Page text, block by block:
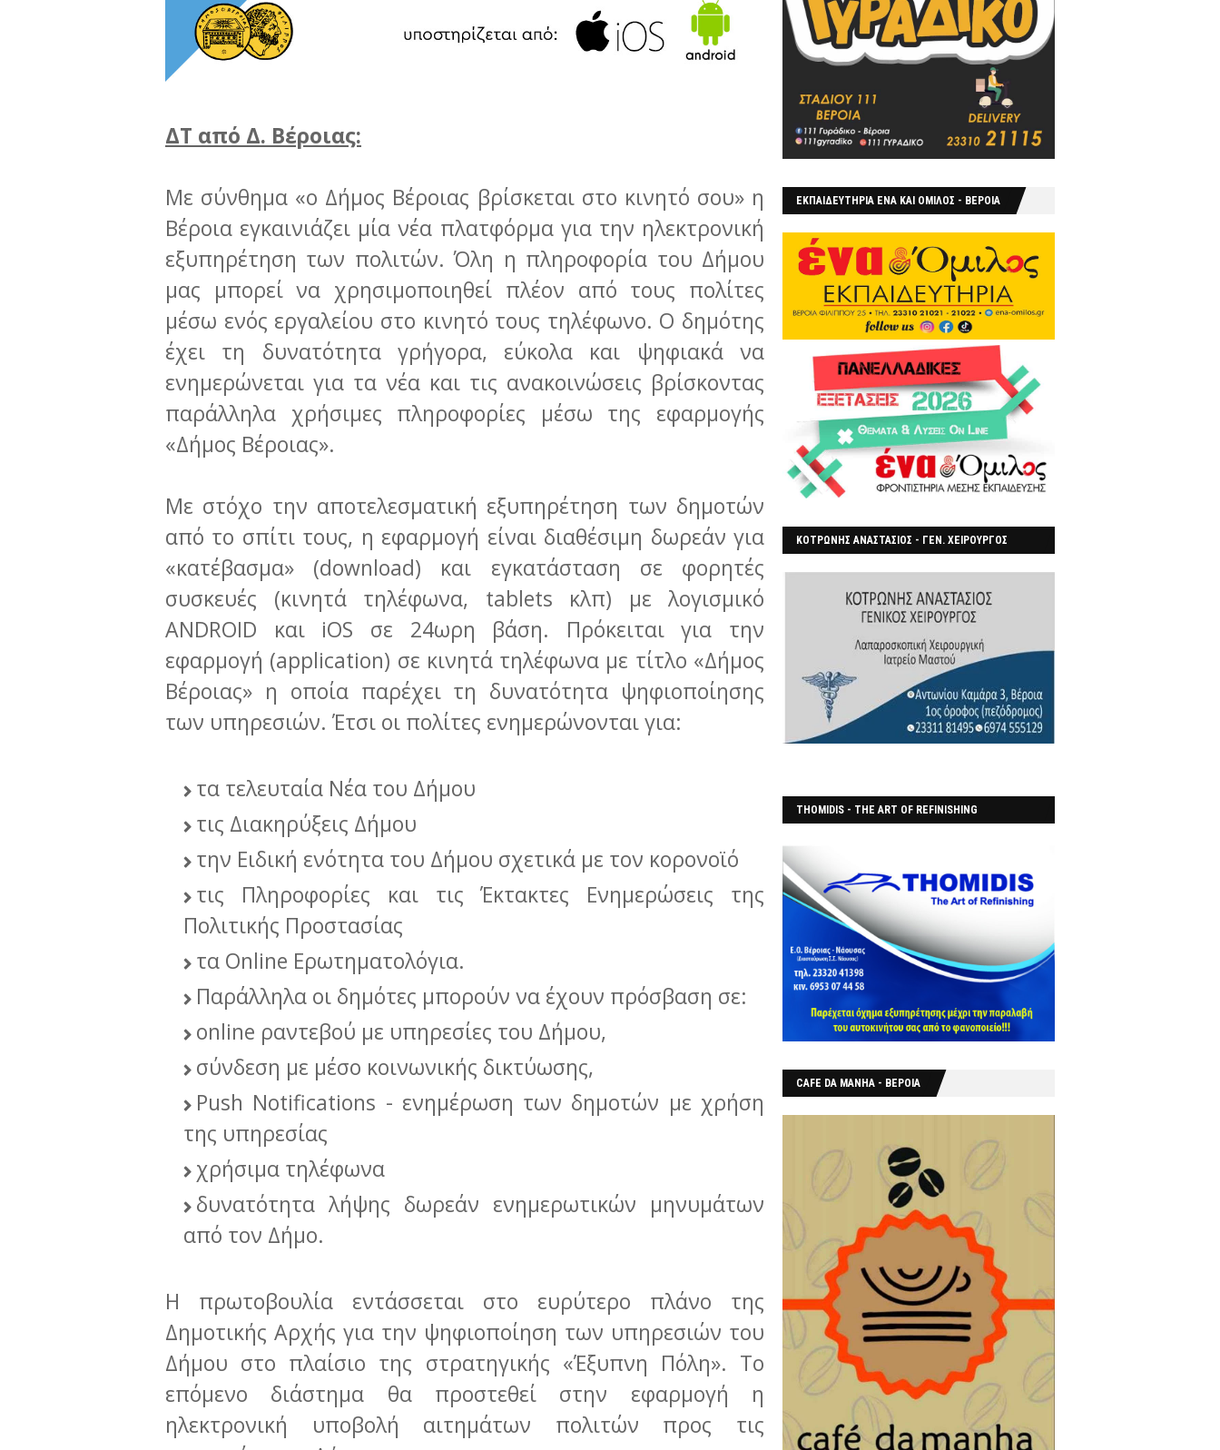
ΔΤ από Δ. Βέροιας:
Με σύνθημα «ο Δήμος Βέροιας βρίσκεται στο κινητό σου» η
Βέροια εγκαινιάζει μία νέα πλατφόρμα για την ηλεκτρονική
εξυπηρέτηση των πολιτών. Όλη η πληροφορία του Δήμου
μας μπορεί να χρησιμοποιηθεί πλέον από τους πολίτες
μέσω ενός εργαλείου στο κινητό τους τηλέφωνο. Ο δημότης
έχει τη δυνατότητα γρήγορα, εύκολα και ψηφιακά να
ενημερώνεται για τα νέα και τις ανακοινώσεις βρίσκοντας
παράλληλα χρήσιμες πληροφορίες μέσω της εφαρμογής
«Δήμος Βέροιας».
Με στόχο την αποτελεσματική εξυπηρέτηση των δημοτών
από το σπίτι τους, η εφαρμογή είναι διαθέσιμη δωρεάν για
«κατέβασμα» (download) και εγκατάσταση σε φορητές
συσκευές (κινητά τηλέφωνα, tablets κλπ) με λογισμικό
ANDROID και iOS σε 24ωρη βάση. Πρόκειται για την
εφαρμογή (application) σε κινητά τηλέφωνα με τίτλο «Δήμος
Βέροιας» η οποία παρέχει τη δυνατότητα ψηφιοποίησης
των υπηρεσιών. Έτσι οι πολίτες ενημερώνονται για:
τα τελευταία Νέα του Δήμου
τις Διακηρύξεις Δήμου
την Ειδική ενότητα του Δήμου σχετικά με τον κορονοϊό
τις Πληροφορίες και τις Έκτακτες Ενημερώσεις της
Πολιτικής Προστασίας
τα Online Ερωτηματολόγια.
Παράλληλα οι δημότες μπορούν να έχουν πρόσβαση σε:
online ραντεβού με υπηρεσίες του Δήμου,
σύνδεση με μέσο κοινωνικής δικτύωσης,
Push Notifications - ενημέρωση των δημοτών με χρήση
της υπηρεσίας
χρήσιμα τηλέφωνα
δυνατότητα λήψης δωρεάν ενημερωτικών μηνυμάτων
από τον Δήμο.
Η πρωτοβουλία εντάσσεται στο ευρύτερο πλάνο της
Δημοτικής Αρχής για την ψηφιοποίηση των υπηρεσιών του
Δήμου στο πλαίσιο της στρατηγικής «Έξυπνη Πόλη». Το
επόμενο διάστημα θα προστεθεί στην εφαρμογή η
ηλεκτρονική υποβολή αιτημάτων πολιτών προς τις
ΕΚΠΑΙΔΕΥΤΗΡΙΑ ΕΝΑ ΚΑΙ ΟΜΙΛΟΣ - ΒΕΡΟΙΑ
ΚΟΤΡΩΝΗΣ ΑΝΑΣΤΑΣΙΟΣ - ΓΕΝ. ΧΕΙΡΟΥΡΓΟΣ
THOMIDIS - THE ART OF REFINISHING
CAFE DA MANHA - ΒΕΡΟΙΑ